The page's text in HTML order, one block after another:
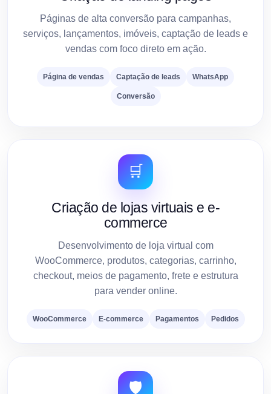
Páginas de alta conversão para campanhas,
serviços, lançamentos, imóveis, captação de leads e
vendas com foco direto em ação.
Página de vendas Captação de leads WhatsApp
Conversão
🛒
Criação de lojas virtuais e e-
commerce
Desenvolvimento de loja virtual com
WooCommerce, produtos, categorias, carrinho,
checkout, meios de pagamento, frete e estrutura
para vender online.
WooCommerce E-commerce Pagamentos Pedidos
🛡️